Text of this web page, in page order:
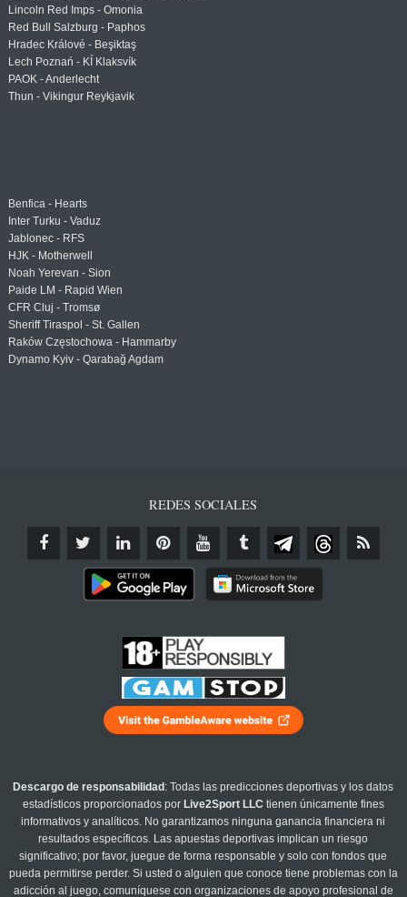
Lincoln Red Imps - Omonia
Red Bull Salzburg - Paphos
Hradec Králové - Beşiktaş
Lech Poznań - KÍ Klaksvík
PAOK - Anderlecht
Thun - Vikingur Reykjavik
Benfica - Hearts
Inter Turku - Vaduz
Jablonec - RFS
HJK - Motherwell
Noah Yerevan - Sion
Paide LM - Rapid Wien
CFR Cluj - Tromsø
Sheriff Tiraspol - St. Gallen
Raków Częstochowa - Hammarby
Dynamo Kyiv - Qarabağ Agdam
REDES SOCIALES
Descargo de responsabilidad : Todas las predicciones deportivas y los datos
estadísticos proporcionados por Live2Sport LLC tienen únicamente fines
informativos y analíticos. No garantizamos ninguna ganancia financiera ni
resultados específicos. Las apuestas deportivas implican un riesgo
significativo; por favor, juegue de forma responsable y solo con fondos que
pueda permitirse perder. Si usted o alguien que conoce tiene problemas con la
adicción al juego, comuníquese con organizaciones de apoyo profesional de